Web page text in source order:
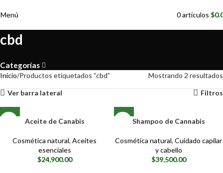
Menú 0artículos $
cbd
Categorías
Inicio Productos etiquetados “cbd” Mostrando 2 resultados
Ver barra lateral Filtros
Aceite de Canabis
Cosmética natural, Aceites
esenciales
$24,900.00
Shampoo de Cannabis
Cosmética natural, Cuidado capilar
y cabello
$39,500.00